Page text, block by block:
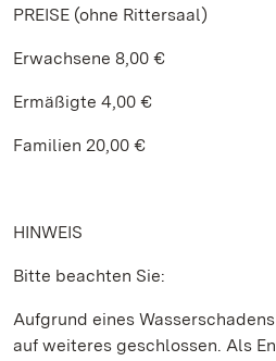
PREISE (ohne Rittersaal)
Erwachsene 8,00 €
Ermäßigte 4,00 €
Familien 20,00 €
HINWEIS
Bitte beachten Sie:
Aufgrund eines
auf weiteres geschlossen. Als